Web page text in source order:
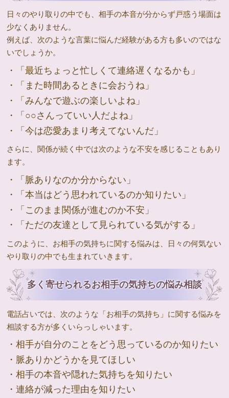
日々のやり取りの中でも、相手の本音が分からず戸惑う場面は
少なくありません。
例えば、次のような言葉に悩んだ経験がある方も多いのではな
いでしょうか。
・「最近ちょっと忙しくて連絡遅くなるかも」
・「また時間あるときに会おうね」
・「みんなで遊ぶの楽しいよね」
・「○○さんっていい人だよね」
・「今は恋愛あまり考えてないんだ」
さらに、関係が続く中では次のような不安を感じることもあり
ます。
・「脈ありなのか分からない」
・「本当はどう思われているのか知りたい」
・「このまま関係が進むのか不安」
・「ただの友達として見られている気がする」
このように、お相手の気持ちに関する悩みは、日々の何気ない
やり取りの中でも生まれていきます。
多く寄せられるお相手の気持ちの悩み相談
電話占いでは、次のような「お相手の気持ち」に関する悩みを
相談する方が多くいらっしゃいます。
・相手が自分のことをどう思っているのか知りたい
・脈ありかどうかを見てほしい
・相手の本音や隠れた気持ちを知りたい
・連絡が減った理由を知りたい